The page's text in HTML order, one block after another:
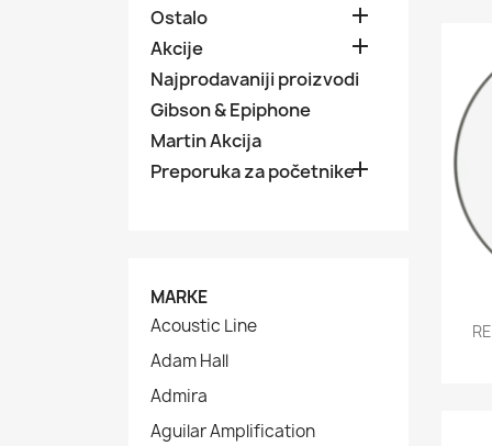
Ostalo 
Akcije 
Najprodavaniji proizvodi
Gibson & Epiphone
Martin Akcija
Preporuka za početnike
MARKE
Acoustic Line
Adam Hall
Admira
Aguilar Amplification